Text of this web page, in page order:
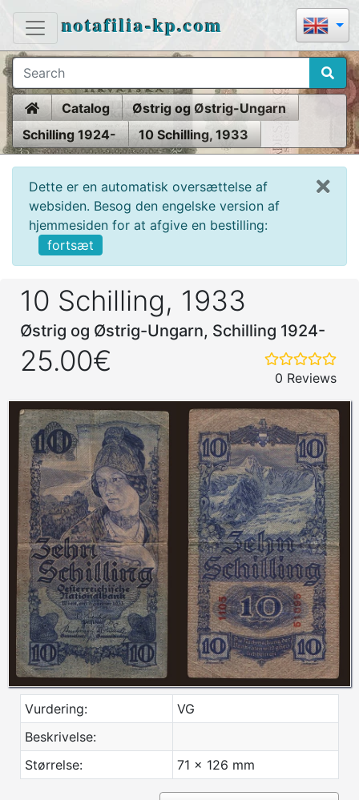
notafilia-kp.com
HomeCatalog
Østrig og Østrig-Ungarn
Schilling 1924-
10 Schilling, 1933
Dette er en automatisk oversættelse af
websiden. Besog den engelske version af
hjemmesiden for at afgive en bestilling:
fortsæt
10 Schilling, 1933
Østrig og Østrig-Ungarn, Schilling 1924-
25.00€
0 Reviews
Vurdering:
VG
Beskrivelse:
Størrelse:
71 x 126 mm